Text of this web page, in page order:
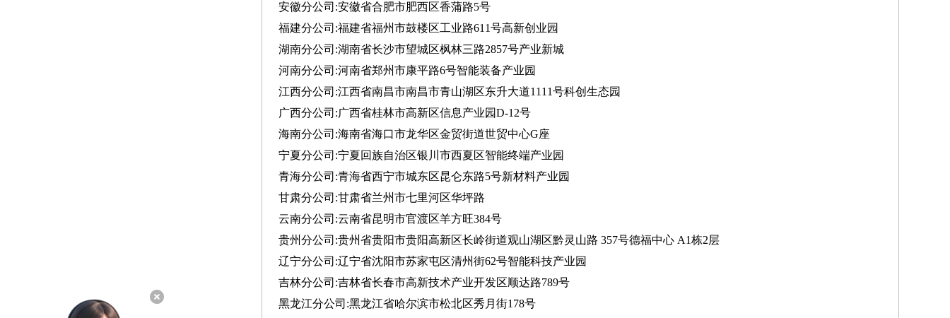
安徽分公司:安徽省合肥市肥西区香蒲路5号
福建分公司:福建省福州市鼓楼区工业路611号高新创业园
湖南分公司:湖南省长沙市望城区枫林三路2857号产业新城
河南分公司:河南省郑州市康平路6号智能装备产业园
江西分公司:江西省南昌市南昌市青山湖区东升大道1111号科创生态园
广西分公司:广西省桂林市高新区信息产业园D-12号
海南分公司:海南省海口市龙华区金贸街道世贸中心G座
宁夏分公司:宁夏回族自治区银川市西夏区智能终端产业园
青海分公司:青海省西宁市城东区昆仑东路5号新材料产业园
甘肃分公司:甘肃省兰州市七里河区华坪路
云南分公司:云南省昆明市官渡区羊方旺384号
贵州分公司:贵州省贵阳市贵阳高新区长岭街道观山湖区黔灵山路 357号德福中心 A1栋2层
辽宁分公司:辽宁省沈阳市苏家屯区清州街62号智能科技产业园
吉林分公司:吉林省长春市高新技术产业开发区顺达路789号
黑龙江分公司:黑龙江省哈尔滨市松北区秀月街178号